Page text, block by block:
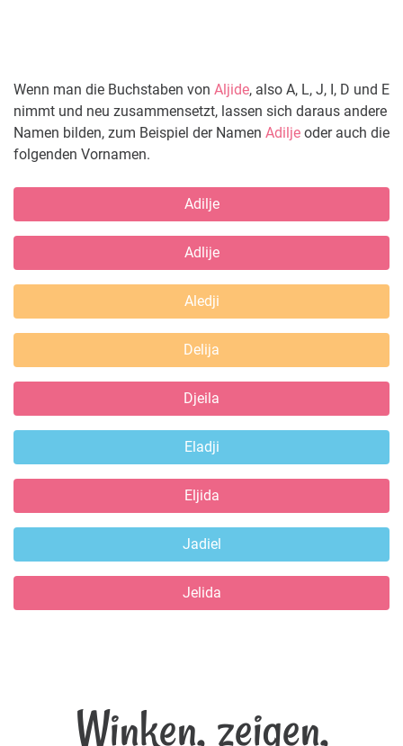
Wenn man die Buchstaben von Aljide, also A, L, J, I, D und E
nimmt und neu zusammensetzt, lassen sich daraus andere
Namen bilden, zum Beispiel der Namen Adilje oder auch die
folgenden Vornamen.
Adilje
Adlije
Aledji
Delija
Djeila
Eladji
Eljida
Jadiel
Jelida
Winken, zeigen,